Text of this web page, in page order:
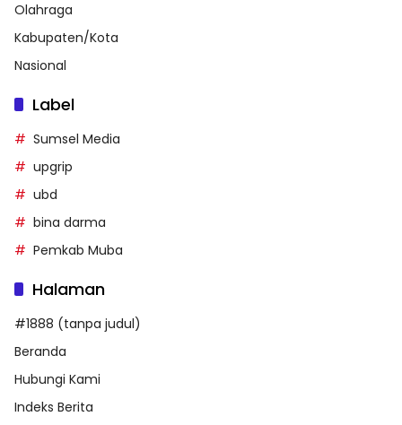
Olahraga
Kabupaten/Kota
Nasional
Label
Sumsel Media
upgrip
ubd
bina darma
Pemkab Muba
Halaman
#1888 (tanpa judul)
Beranda
Hubungi Kami
Indeks Berita